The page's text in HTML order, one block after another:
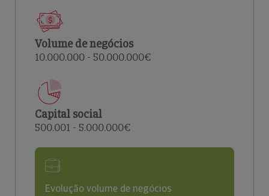
Volume de negócios
10.000.000 - 50.000.000€
Capital social
500.001 - 5.000.000€
Evolução volume de negócios